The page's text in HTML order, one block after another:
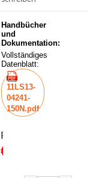
Handbücher
und
Dokumentation:
Vollständiges
Datenblatt:
11LS13-
04241-
150N.pdf
Preis:
€71.48